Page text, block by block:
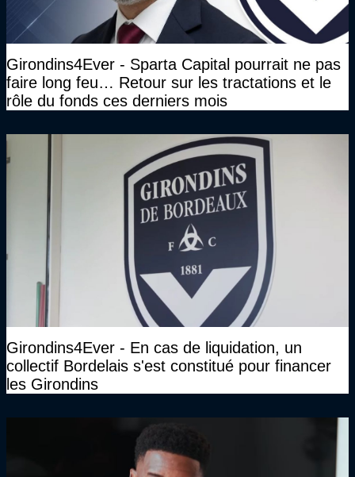
Girondins4Ever - Sparta Capital pourrait ne pas
faire long feu… Retour sur les tractations et le
rôle du fonds ces derniers mois
Girondins4Ever - En cas de liquidation, un
collectif Bordelais s'est constitué pour financer
les Girondins